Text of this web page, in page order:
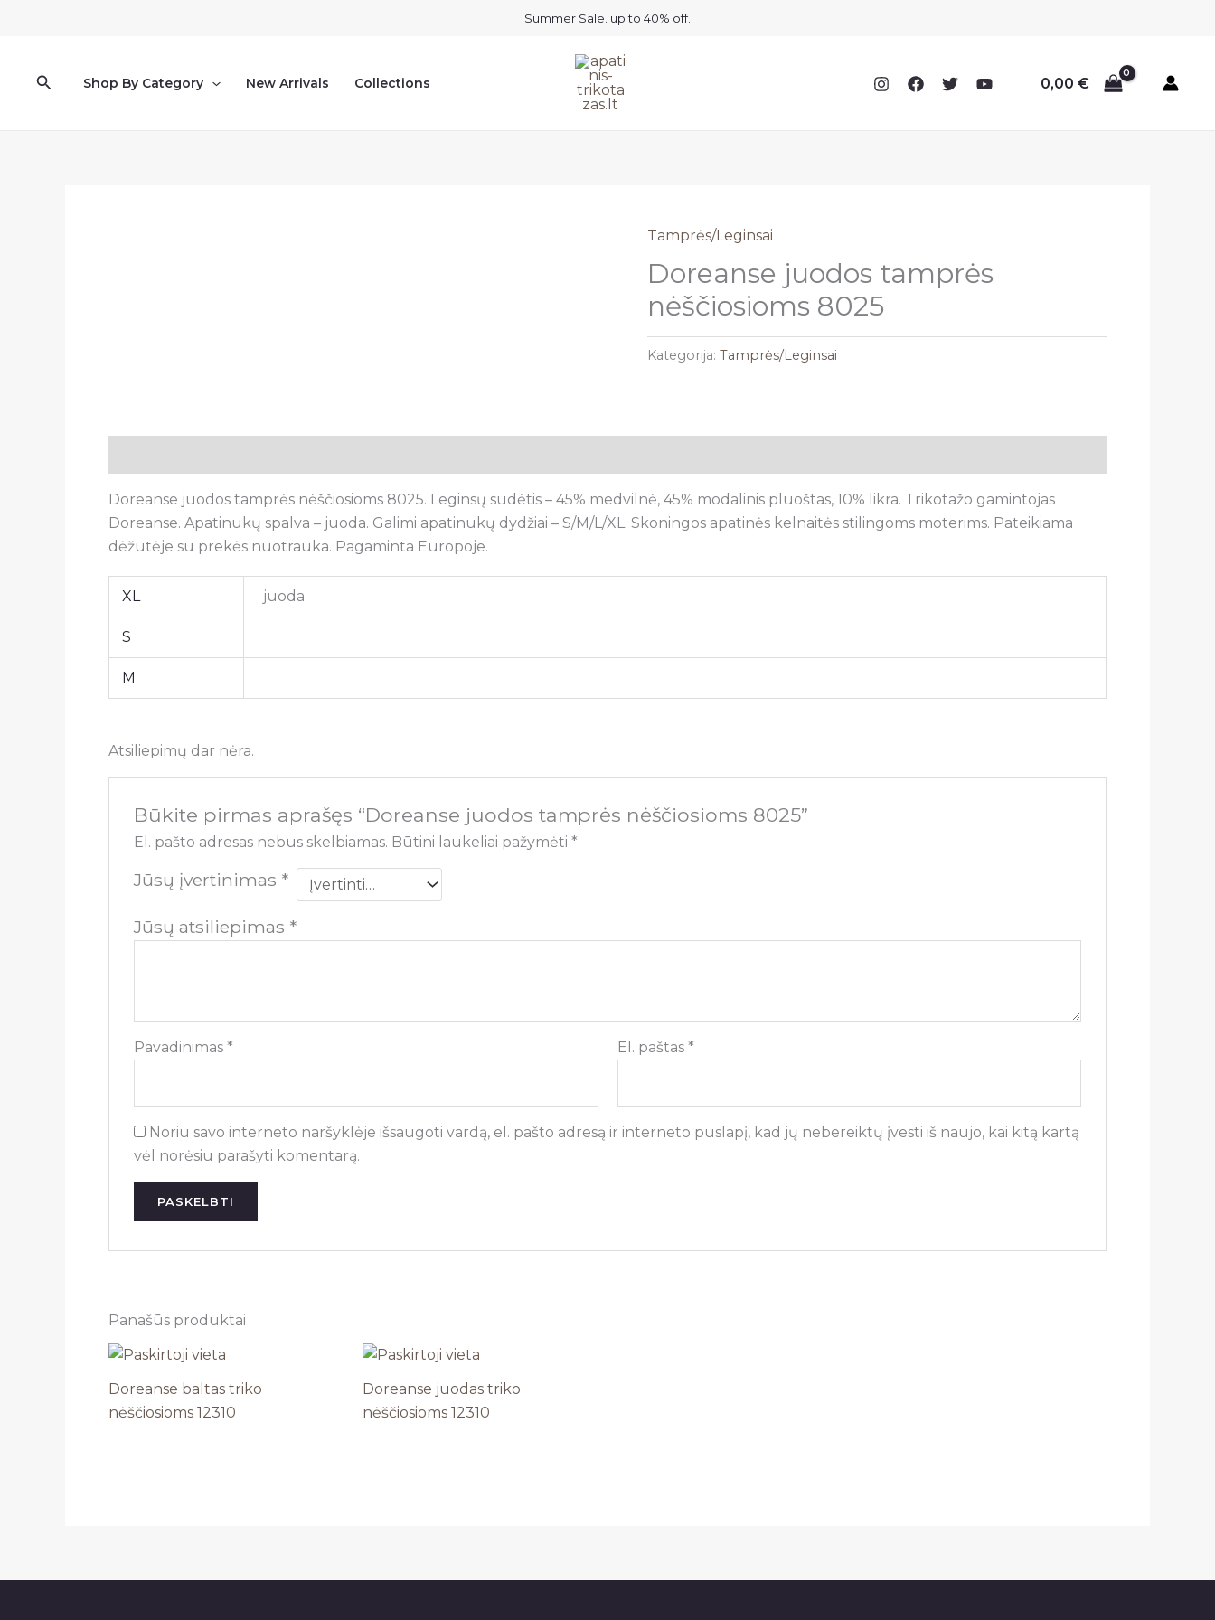
Summer Sale. up to 40% off.
PaieškaShop By Category New Arrivals Collections 0,00 €
Tamprės/Leginsai
Doreanse juodos tamprės
nėščiosioms 8025
Kategorija:Tamprės/Leginsai
Doreanse juodos tamprės nėščiosioms 8025. Leginsų sudėtis – 45% medvilnė, 45% modalinis pluoštas, 10% likra. Trikotažo gamintojas
Doreanse. Apatinukų spalva – juoda. Galimi apatinukų dydžiai – S/M/L/XL. Skoningos apatinės kelnaitės stilingoms moterims. Pateikiama
dėžutėje su prekės nuotrauka. Pagaminta Europoje.
XL juoda
S
M
Atsiliepimų dar nėra.
Būkite pirmas aprašęs “Doreanse juodos tamprės nėščiosioms 8025”
El. pašto adresas nebus skelbiamas. Būtini laukeliai pažymėti *
Jūsų įvertinimas *
Jūsų atsiliepimas *
Pavadinimas * El. paštas *
Noriu savo interneto naršyklėje išsaugoti vardą, el. pašto adresą ir interneto puslapį, kad jų nebereiktų įvesti iš naujo, kai kitą kartą
vėl norėsiu parašyti komentarą.
Panašūs produktai
Doreanse baltas triko
nėščiosioms 12310
Doreanse juodas triko
nėščiosioms 12310